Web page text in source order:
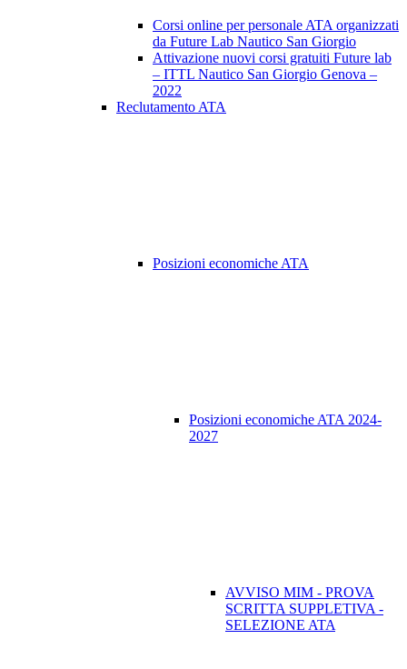
Corsi online per personale ATA organizzati
da Future Lab Nautico San Giorgio
Attivazione nuovi corsi gratuiti Future lab
– ITTL Nautico San Giorgio Genova –
2022
Reclutamento ATA
Posizioni economiche ATA
Posizioni economiche ATA 2024-
2027
AVVISO MIM - PROVA
SCRITTA SUPPLETIVA -
SELEZIONE ATA